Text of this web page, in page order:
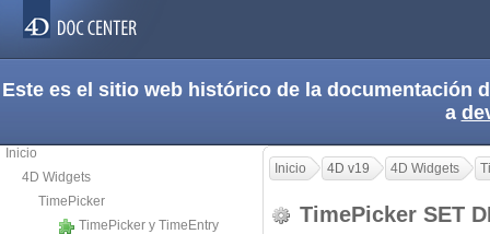
Este es el sitio web histórico de la documentación
a
Inicio
4D Widgets
TimePicker
TimePicker y TimeEntry
Inicio 4D v19 4D Widgets
TimePicker SET